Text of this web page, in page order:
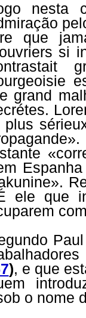
nesta
que
si
grand
plus
ele que
), e que
o nome